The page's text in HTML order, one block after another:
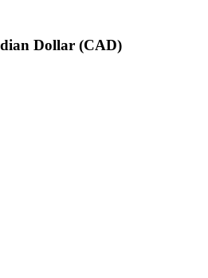
Dollar (CAD)